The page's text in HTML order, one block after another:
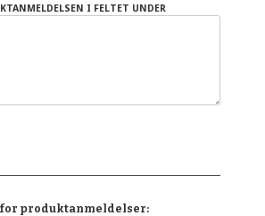
I FELTET UNDER
produktanmeldelser: